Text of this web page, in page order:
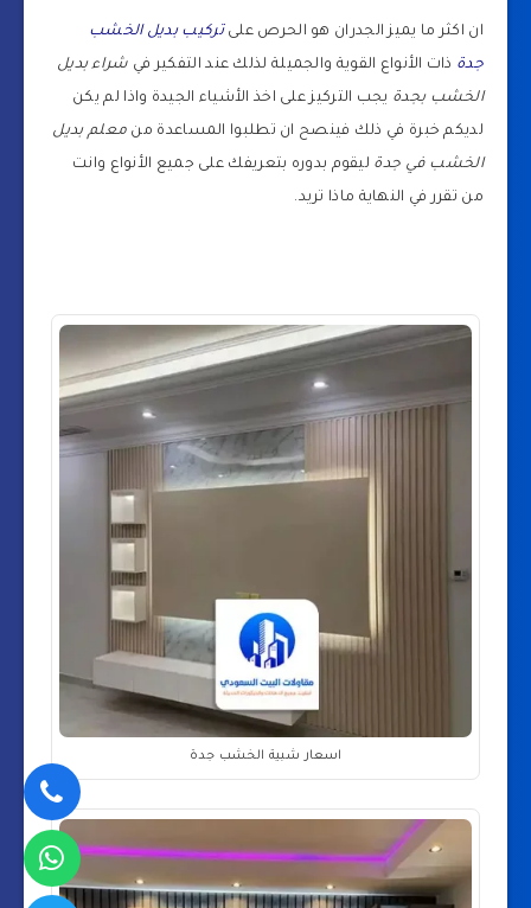
ان اكثر ما يميز الجدران هو الحرص علىتركيب بديل الخشب
جدة ذات الأنواع القوية والجميلة لذلك عند التفكير في شراء بديل
الخشب بجدة يجب التركيز على اخذ الأشياء الجيدة واذا لم يكن
لديكم خبرة في ذلك فينصح ان تطلبوا المساعدة من معلم بديل
الخشب في جدة ليقوم بدوره بتعريفك على جميع الأنواع وانت
من تقرر في النهاية ماذا تريد.
اسعار شبية الخشب جدة